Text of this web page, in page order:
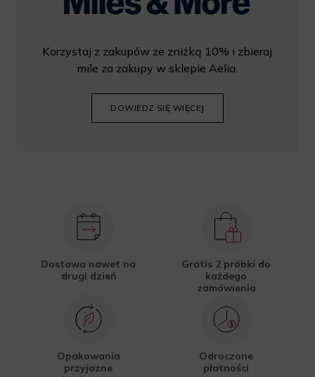
Korzystaj z zakupów ze zniżką 10% i zbieraj
mile za zakupy w sklepie Aelia.
DOWIEDZ SIĘ WIĘCEJ
Dostawa nawet na
drugi dzień
Gratis 2 próbki do
każdego
zamówienia
Opakowania
przyjazne
Odroczone
płatności